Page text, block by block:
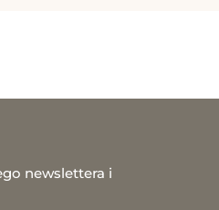
newslettera i